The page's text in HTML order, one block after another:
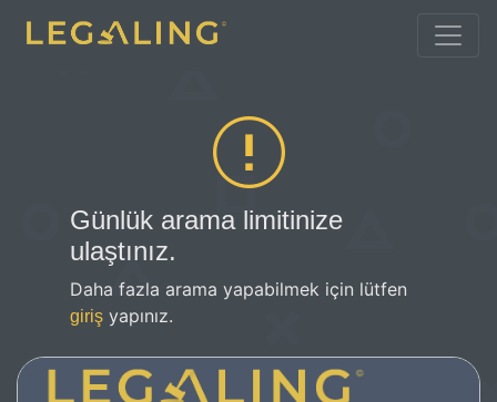
Günlük arama limitinize
ulaştınız.
Daha fazla arama yapabilmek için lütfen
giriş yapınız.